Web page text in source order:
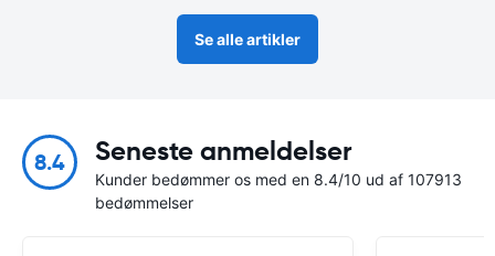
Se alle artikler
8.4 Seneste anmeldelser
Kunder bedømmer os med en 8.4/10 ud af 107913
bedømmelser